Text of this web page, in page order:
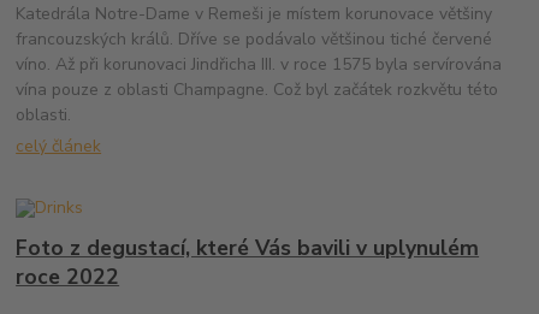
Katedrála Notre-Dame v Remeši je místem korunovace většiny
francouzských králů. Dříve se podávalo většinou tiché červené
víno. Až při korunovaci Jindřicha III. v roce 1575 byla servírována
vína pouze z oblasti Champagne. Což byl začátek rozkvětu této
oblasti.
celý článek
Foto z degustací, které Vás bavili v uplynulém
roce 2022